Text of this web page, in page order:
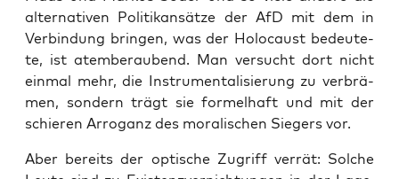
alter­na­ti­ven Poli­tik­an­sät­ze der AfD mit dem in
Ver­bin­dung brin­gen, was der Holo­caust bedeu­te­
te, ist atem­be­rau­bend. Man ver­sucht dort nicht
ein­mal mehr, die Instru­men­ta­li­sie­rung zu ver­brä­
men, son­dern trägt sie for­mel­haft und mit der
schie­ren Arro­ganz des mora­li­schen Sie­gers vor.
Aber bereits der opti­sche Zugriff ver­rät: Sol­che